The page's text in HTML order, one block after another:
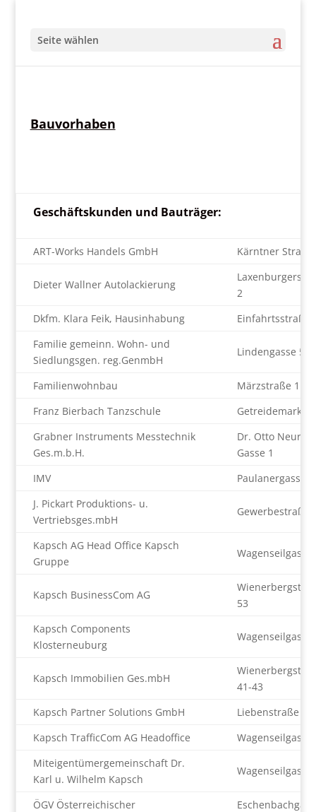
Seite wählen
Bauvorhaben
Geschäftskunden und Bauträger:
ART-Works Handels GmbH Kärntner Straße
Dieter Wallner Autolackierung
2
Dkfm. Klara Feik, Hausinhabung
Einfahrtsstraße
Familie gemeinn. Wohn- und
Siedlungsgen. reg.GenmbH
Lindengasse 55
Familienwohnbau
Märzstraße 1
Franz Bierbach Tanzschule
Getreidemarkt
Grabner Instruments Messtechnik
Ges.m.b.H.
Dr. Otto
Gasse 1
IMV
Paulanergasse
J. Pickart Produktions- u.
Vertriebsges.mbH
Gewerbestraße
Kapsch AG Head Office Kapsch
Gruppe
Wagenseilgasse
Kapsch BusinessCom AG
53
Kapsch Components
Klosterneuburg
Wagenseilgasse
Kapsch Immobilien Ges.mbH
41-43
Kapsch Partner Solutions GmbH
Liebenstraße 6
Kapsch TrafficCom AG Headoffice
Wagenseilgasse
Miteigentümergemeinschaft Dr.
Karl u. Wilhelm Kapsch
Wagenseilgasse
ÖGV Österreichischer